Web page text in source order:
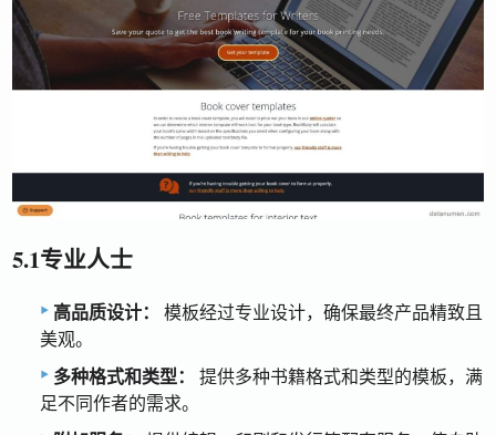
5.1专业人士
高品质设计：
模板经过专业设计，确保最终产品精致且
美观。
多种格式和类型：
提供多种书籍格式和类型的模板，满
足不同作者的需求。